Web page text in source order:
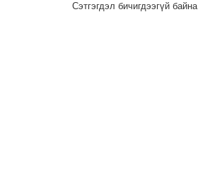
Сэтгэгдэл бичигдээгүй байна